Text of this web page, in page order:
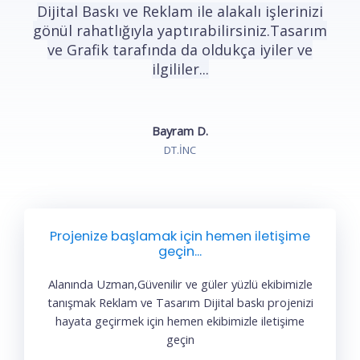
Dijital Baskı ve Reklam ile alakalı işlerinizi
gönül rahatlığıyla yaptırabilirsiniz.Tasarım
ve Grafik tarafında da oldukça iyiler ve
ilgililer...
Bayram D.
DT.INC
Projenize başlamak için hemen iletişime
geçin...
Alanında Uzman,Güvenilir ve güler yüzlü ekibimizle
tanışmak Reklam ve Tasarım Dijital baskı projenizi
hayata geçirmek için hemen ekibimizle iletişime
geçin